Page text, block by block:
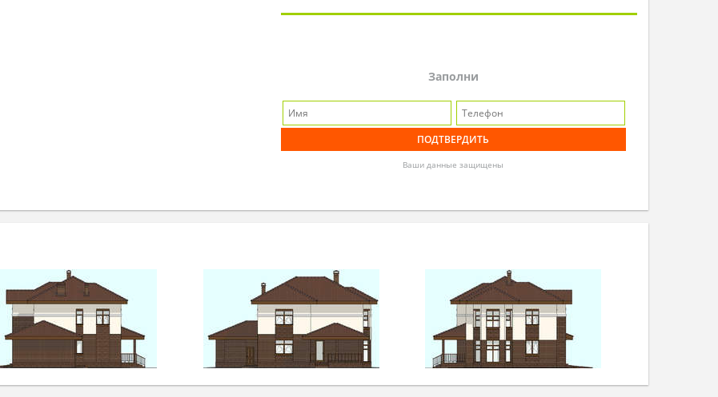
Заполни
Ваши данные защищены